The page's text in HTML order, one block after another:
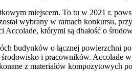
miejscem. To tu w 2021 r.
wybrany w ramach konkursu,
Accolade, którymi są dbałość o
budynków o łącznej powierzchni
środowisko i pracowników. Accolade
z materiałów kompozytowych